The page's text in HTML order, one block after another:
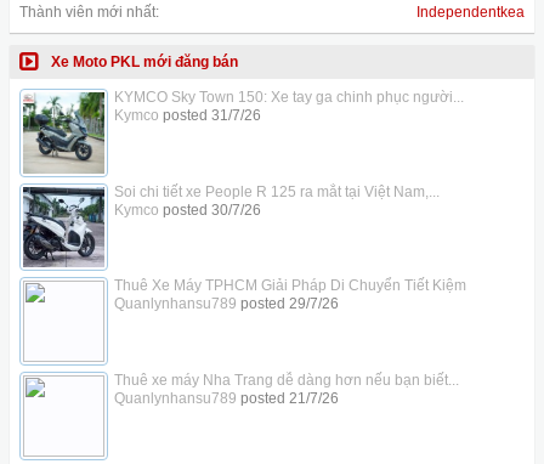
Thành viên mới nhất:
Independentkea
Xe Moto PKL mới đăng bán
KYMCO Sky Town 150: Xe tay ga chinh phục người...
Kymco posted 31/7/26
Soi chi tiết xe People R 125 ra mắt tại Việt Nam,...
Kymco posted 30/7/26
Thuê Xe Máy TPHCM Giải Pháp Di Chuyển Tiết Kiệm
Quanlynhansu789 posted 29/7/26
Thuê xe máy Nha Trang dễ dàng hơn nếu bạn biết...
Quanlynhansu789 posted 21/7/26